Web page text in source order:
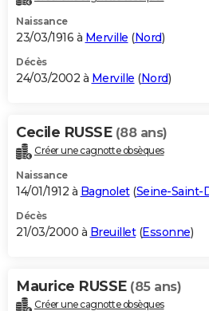
Naissance
23/03/1916 à Merville (Nord)
Décès
24/03/2002 à Merville (Nord)
Cecile RUSSE (88 ans)
Créer une cagnotte obsèques
Naissance
14/01/1912 à Bagnolet(Seine-Saint-
Décès
21/03/2000 à Breuillet(Essonne)
Maurice RUSSE (85 ans)
Créer une cagnotte obsèques